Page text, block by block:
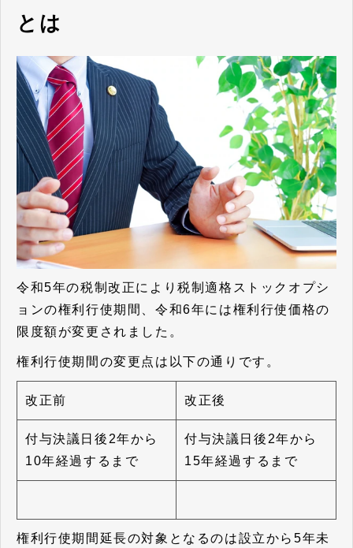
とは
令和5年の税制改正により税制適格ストックオプシ
ョンの権利行使期間、令和6年には権利行使価格の
限度額が変更されました。
権利行使期間の変更点は以下の通りです。
改正前 改正後
付与決議日後2年から
10年経過するまで
付与決議日後2年から
15年経過するまで
権利行使期間延長の対象となるのは設立から5年未